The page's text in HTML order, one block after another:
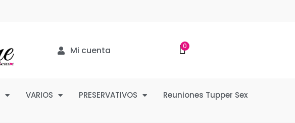
Mi cuenta 0
VARIOS PRESERVATIVOS Reuniones Tupper Sex